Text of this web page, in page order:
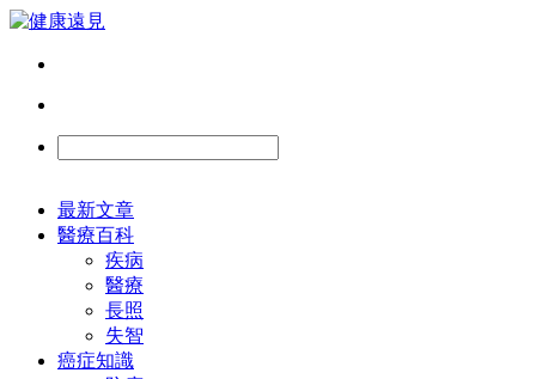
最新文章
醫療百科
疾病
醫療
長照
失智
癌症知識